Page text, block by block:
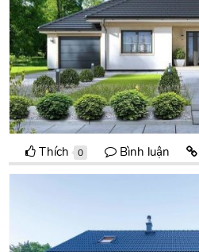
Thích 0 Bình luận